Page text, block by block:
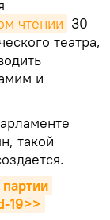
чтении 30
театра,
и
такой
19>>